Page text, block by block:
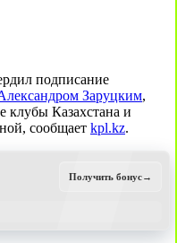
подписание
Заруцким,
клубы Казахстана и
сообщает kpl.kz.
Получить бонус→